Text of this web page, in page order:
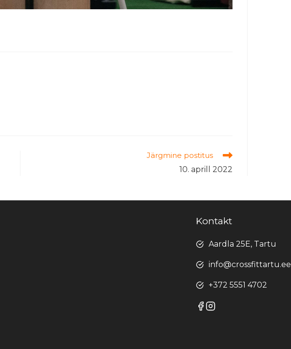
Järgmine postitus
10. aprill 2022
Kontakt
Aardla 25E, Tartu
info@crossfittartu.ee
+372 5551 4702